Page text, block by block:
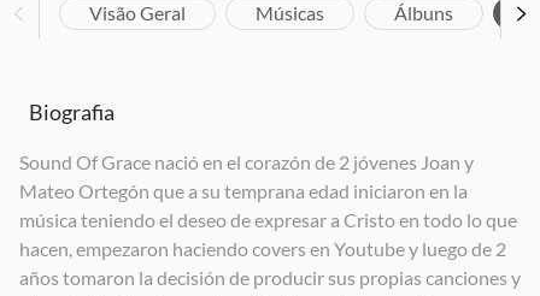
Visão Geral Músicas Álbuns
Biografia
Sound Of Grace nació en el corazón de 2 jóvenes Joan y
Mateo Ortegón que a su temprana edad iniciaron en la
música teniendo el deseo de expresar a Cristo en todo lo que
hacen, empezaron haciendo covers en Youtube y luego de 2
años tomaron la decisión de producir sus propias canciones y